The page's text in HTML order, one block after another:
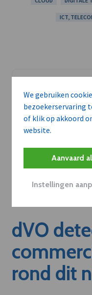
We gebruiken
bezoekerservaring
of klik op akkoord
website.
Aanvaard
Instellingen
ICT,
dVO
rond dit